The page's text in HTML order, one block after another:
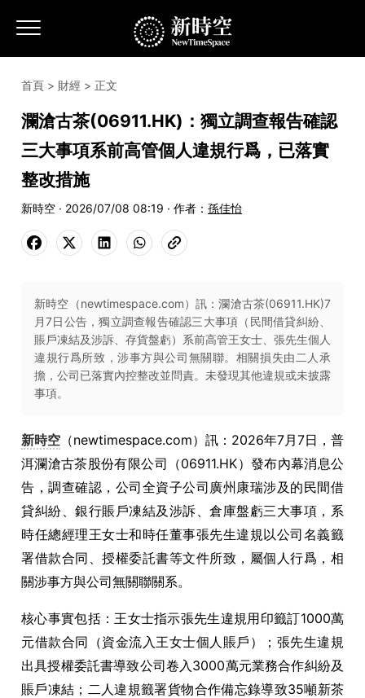
首頁 > 財經 > 正文
瀾滄古茶(06911.HK)：獨立調查報告確認
三大事項系前高管個人違規行爲，已落實
整改措施
新時空 · 2026/07/08 08:19 · 作者： 孫佳怡
新時空（newtimespace.com）訊：瀾滄古茶(06911.HK)7
月7日公告，獨立調查報告確認三大事項（民間借貸糾紛、
賬戶凍結及涉訴、存貨盤虧）系前高管王女士、張先生個人
違規行爲所致，涉事方與公司無關聯。相關損失由二人承
擔，公司已落實內控整改並問責。未發現其他違規或未披露
事項。
新時空 （newtimespace.com）訊：2026年7月7日，普
洱瀾滄古茶股份有限公司（06911.HK）發布內幕消息公
告，調查確認，公司全資子公司廣州康瑞涉及的民間借
貸糾紛、銀行賬戶凍結及涉訴、倉庫盤虧三大事項，系
時任總經理王女士和時任董事張先生違規以公司名義籤
署借款合同、授權委託書等文件所致，屬個人行爲，相
關涉事方與公司無關聯關系。
核心事實包括：王女士指示張先生違規用印籤訂1000萬
元借款合同（資金流入王女士個人賬戶）；張先生違規
出具授權委託書導致公司卷入3000萬元業務合作糾紛及
賬戶凍結；二人違規籤署貨物合作備忘錄導致35噸新茶